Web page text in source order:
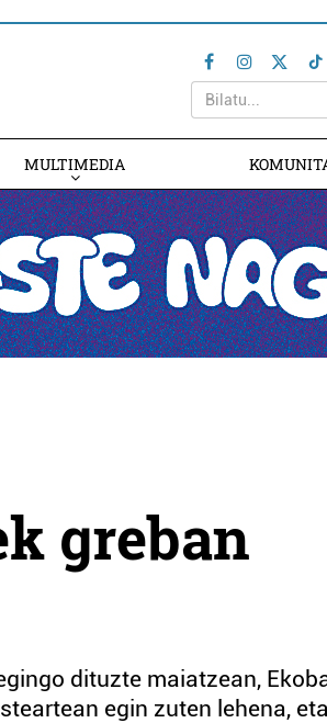
MULTIMEDIA
greban
dituzte maiatzean,
egin zuten lehena, eta